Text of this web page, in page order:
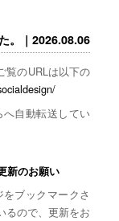
。｜2026.08.06
覧のURLは以下の
自動転送してい
新のお願い
ブックマークさ
るので、更新をお